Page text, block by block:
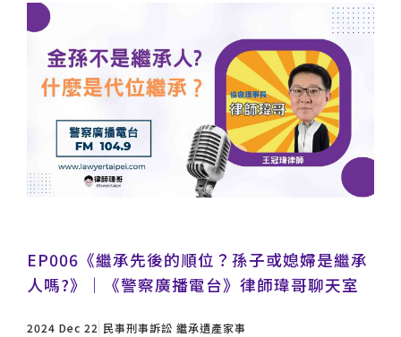
EP006《繼承先後的順位？孫子或媳婦是繼承
人嗎?》｜《警察廣播電台》律師瑋哥聊天室
2024 Dec 22 民事刑事訴訟 繼承遺產家事